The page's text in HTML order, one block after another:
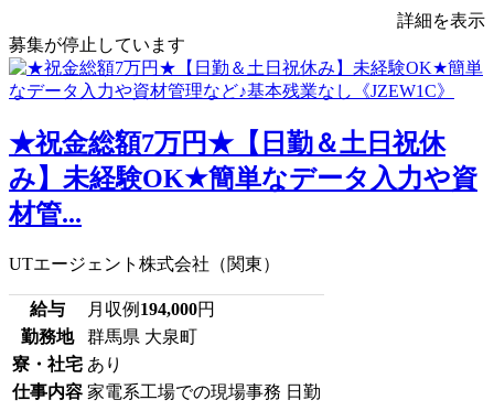
詳細を表示
募集が停止しています
★祝金総額7万円★【日勤＆土日祝休
み】未経験OK★簡単なデータ入力や資
材管...
UTエージェント株式会社（関東）
給与 月収例 194,000円
勤務地
群馬県 大泉町
寮・社宅 あり
仕事内容 家電系工場での現場事務 日勤